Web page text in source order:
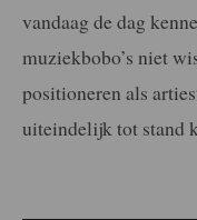
vandaag de dag
muziekbobo’s niet
positioneren als
uiteindelijk tot stand